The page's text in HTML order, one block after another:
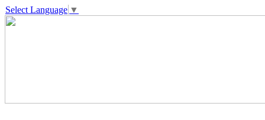
Select Language ▼